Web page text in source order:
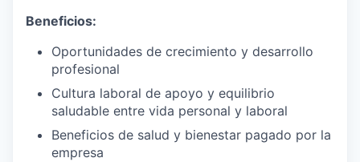
Beneficios:
Oportunidades de crecimiento y desarrollo
profesional
Cultura laboral de apoyo y equilibrio
saludable entre vida personal y laboral
Beneficios de salud y bienestar pagado por la
empresa